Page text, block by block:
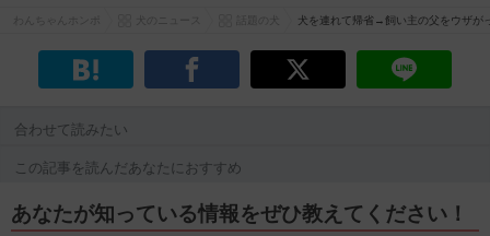
犬を連れて帰省→飼い主の父をウザが
合わせて読みたい
この記事を読んだあなたにおすすめ
あなたが知っている情報をぜひ教えてください！